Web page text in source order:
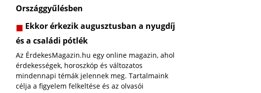
Országgyűlésben
Ekkor érkezik augusztusban a nyugdíj
és a családi pótlék
Az ÉrdekesMagazin.hu egy online magazin, ahol
érdekességek, horoszkóp és változatos
mindennapi témák jelennek meg. Tartalmaink
célja a figyelem felkeltése és az olvasói